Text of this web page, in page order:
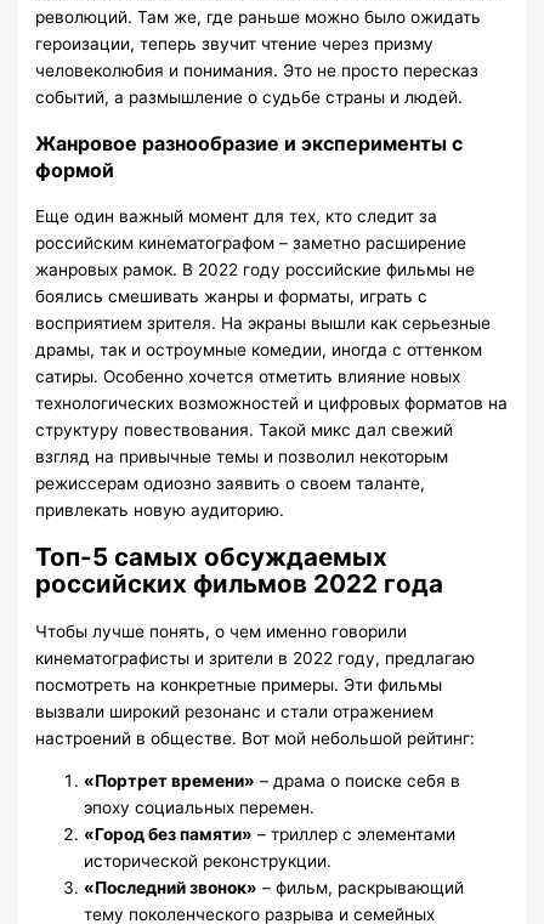
революций. Там же, где раньше можно было ожидать
героизации, теперь звучит чтение через призму
человеколюбия и понимания. Это не просто пересказ
событий, а размышление о судьбе страны и людей.
Жанровое разнообразие и эксперименты с
формой
Еще один важный момент для тех, кто следит за
российским кинематографом – заметно расширение
жанровых рамок. В 2022 году российские фильмы не
боялись смешивать жанры и форматы, играть с
восприятием зрителя. На экраны вышли как серьезные
драмы, так и остроумные комедии, иногда с оттенком
сатиры. Особенно хочется отметить влияние новых
технологических возможностей и цифровых форматов на
структуру повествования. Такой микс дал свежий
взгляд на привычные темы и позволил некоторым
режиссерам одиозно заявить о своем таланте,
привлекать новую аудиторию.
Топ-5 самых обсуждаемых
российских фильмов 2022 года
Чтобы лучше понять, о чем именно говорили
кинематографисты и зрители в 2022 году, предлагаю
посмотреть на конкретные примеры. Эти фильмы
вызвали широкий резонанс и стали отражением
настроений в обществе. Вот мой небольшой рейтинг:
«Портрет времени» – драма о поиске себя в
эпоху социальных перемен.
«Город без памяти» – триллер с элементами
исторической реконструкции.
«Последний звонок» – фильм, раскрывающий
тему поколенческого разрыва и семейных